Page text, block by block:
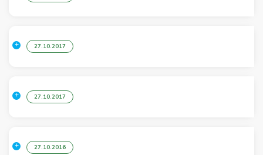
27.10.2017
27.10.2017
27.10.2016